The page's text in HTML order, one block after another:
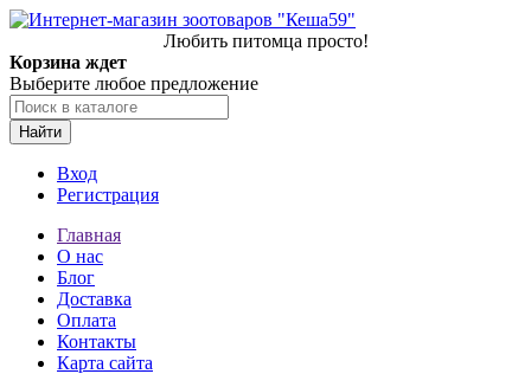
Любить питомца просто!
Корзина ждет
Выберите любое предложение
Найти
Вход
Регистрация
Главная
О нас
Блог
Доставка
Оплата
Контакты
Карта сайта